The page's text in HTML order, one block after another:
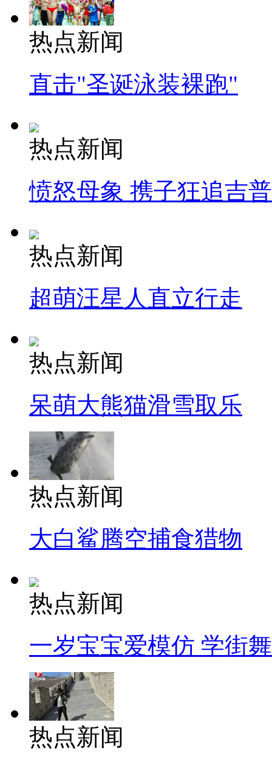
热点新闻
直击"圣诞泳装裸跑"
热点新闻
愤怒母象 携子狂追吉
热点新闻
超萌汪星人直立行走
热点新闻
呆萌大熊猫滑雪取乐
热点新闻
大白鲨腾空捕食猎物
热点新闻
一岁宝宝爱模仿 学街
热点新闻